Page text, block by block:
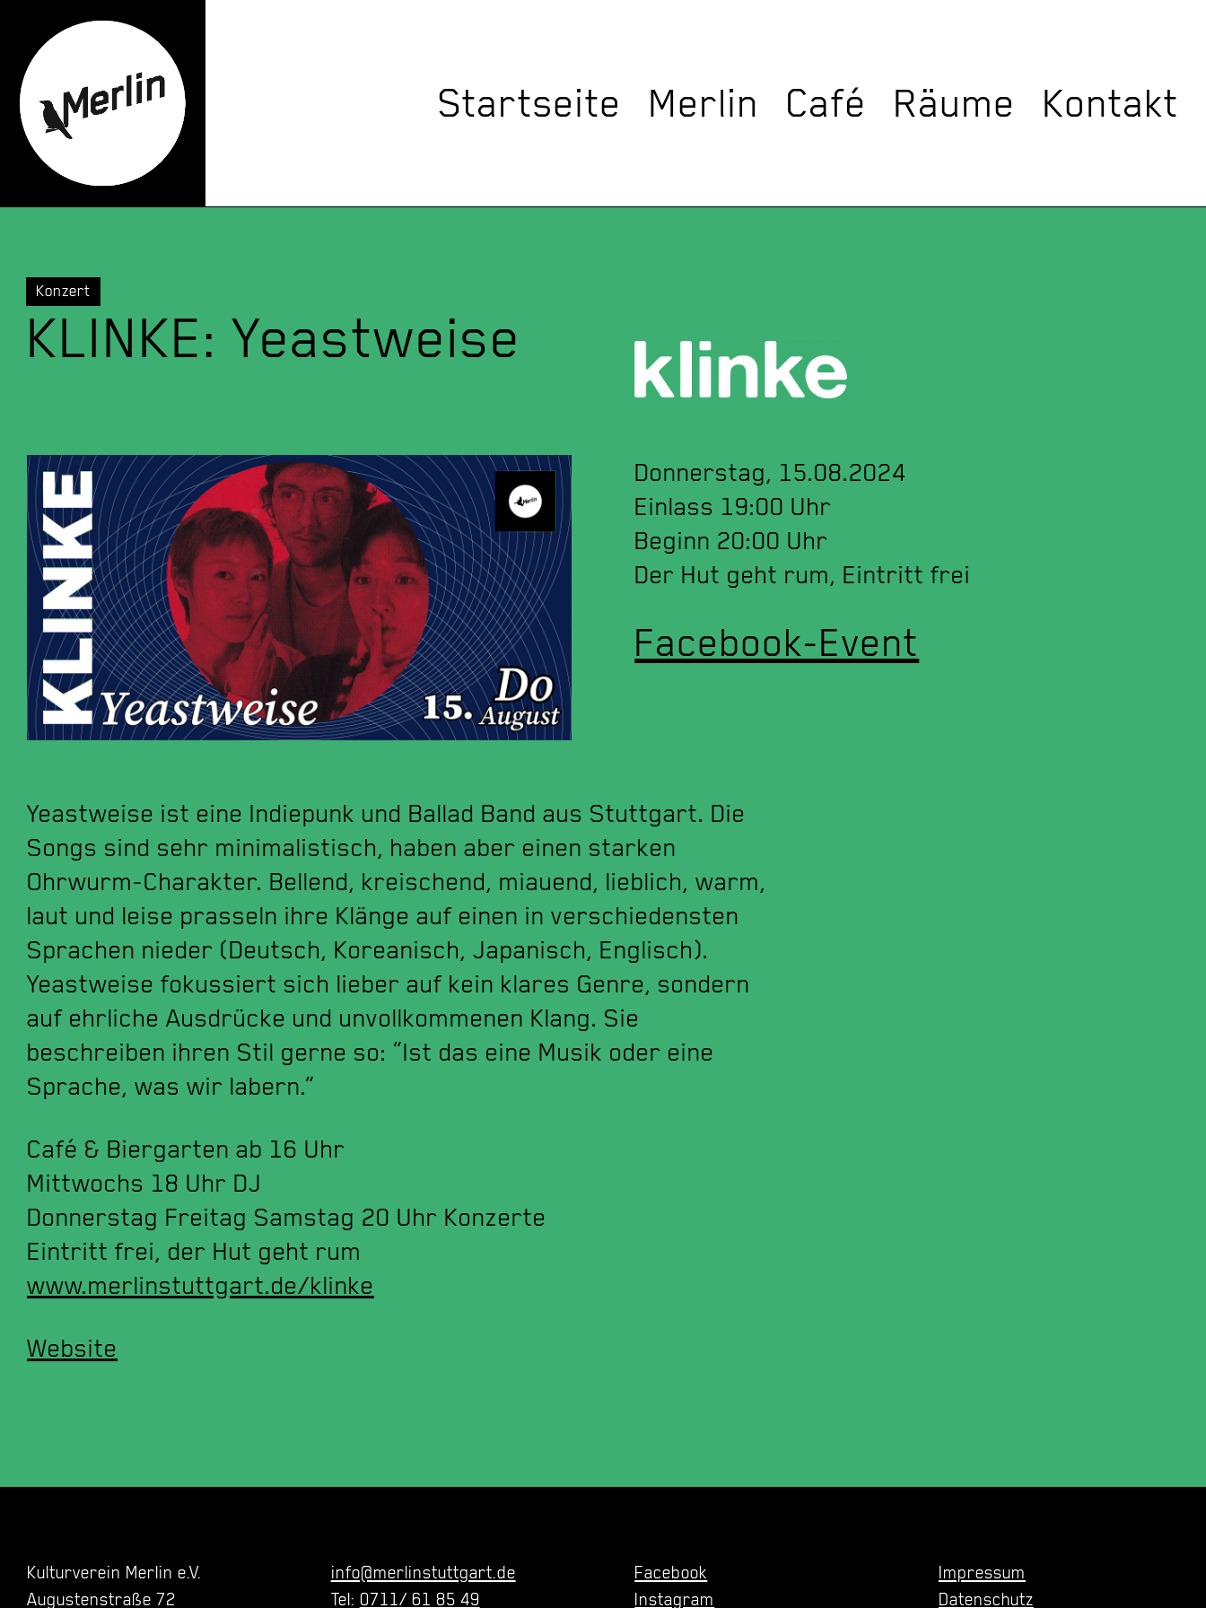
Startseite Merlin Café Räume Kontakt
Konzert
KLINKE: Yeastweise
Donnerstag, 15.08.2024
Einlass 19:00 Uhr
Beginn 20:00 Uhr
Der Hut geht rum, Eintritt frei
Facebook-Event
Yeastweise ist eine Indiepunk und Ballad Band aus Stuttgart. Die
Songs sind sehr minimalistisch, haben aber einen starken
Ohrwurm-Charakter. Bellend, kreischend, miauend, lieblich, warm,
laut und leise prasseln ihre Klänge auf einen in verschiedensten
Sprachen nieder (Deutsch, Koreanisch, Japanisch, Englisch).
Yeastweise fokussiert sich lieber auf kein klares Genre, sondern
auf ehrliche Ausdrücke und unvollkommenen Klang. Sie
beschreiben ihren Stil gerne so: “Ist das eine Musik oder eine
Sprache, was wir labern.”
Café & Biergarten ab 16 Uhr
Mittwochs 18 Uhr DJ
Donnerstag Freitag Samstag 20 Uhr Konzerte
Eintritt frei, der Hut geht rum
www.merlinstuttgart.de/klinke
Website
Kulturverein Merlin e.V.
Augustenstraße 72
info@merlinstuttgart.de
Tel: 0711/ 61 85 49
Facebook
Instagram
Impressum
Datenschutz